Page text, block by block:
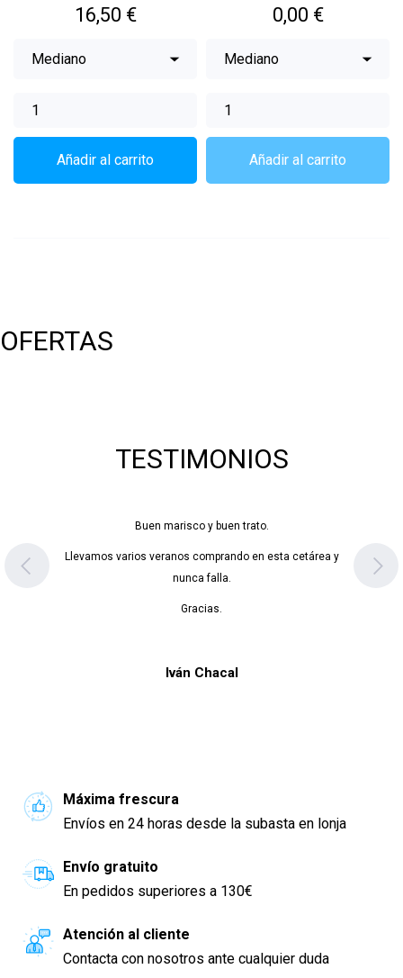
Precio
16,50 €
Añadir al carrito
Precio
0,00 €
Añadir al carrito
OFERTAS
TESTIMONIOS
Buen marisco y buen trato.
Llevamos varios veranos comprando en esta cetárea y
nunca falla.
Gracias.
Iván Chacal
Máxima frescura
Envíos en 24 horas desde la subasta en lonja
Envío gratuito
En pedidos superiores a 130€
Atención al cliente
Contacta con nosotros ante cualquier duda